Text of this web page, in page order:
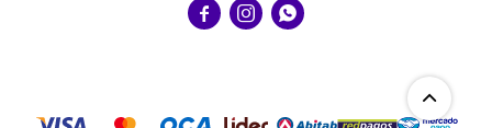
  